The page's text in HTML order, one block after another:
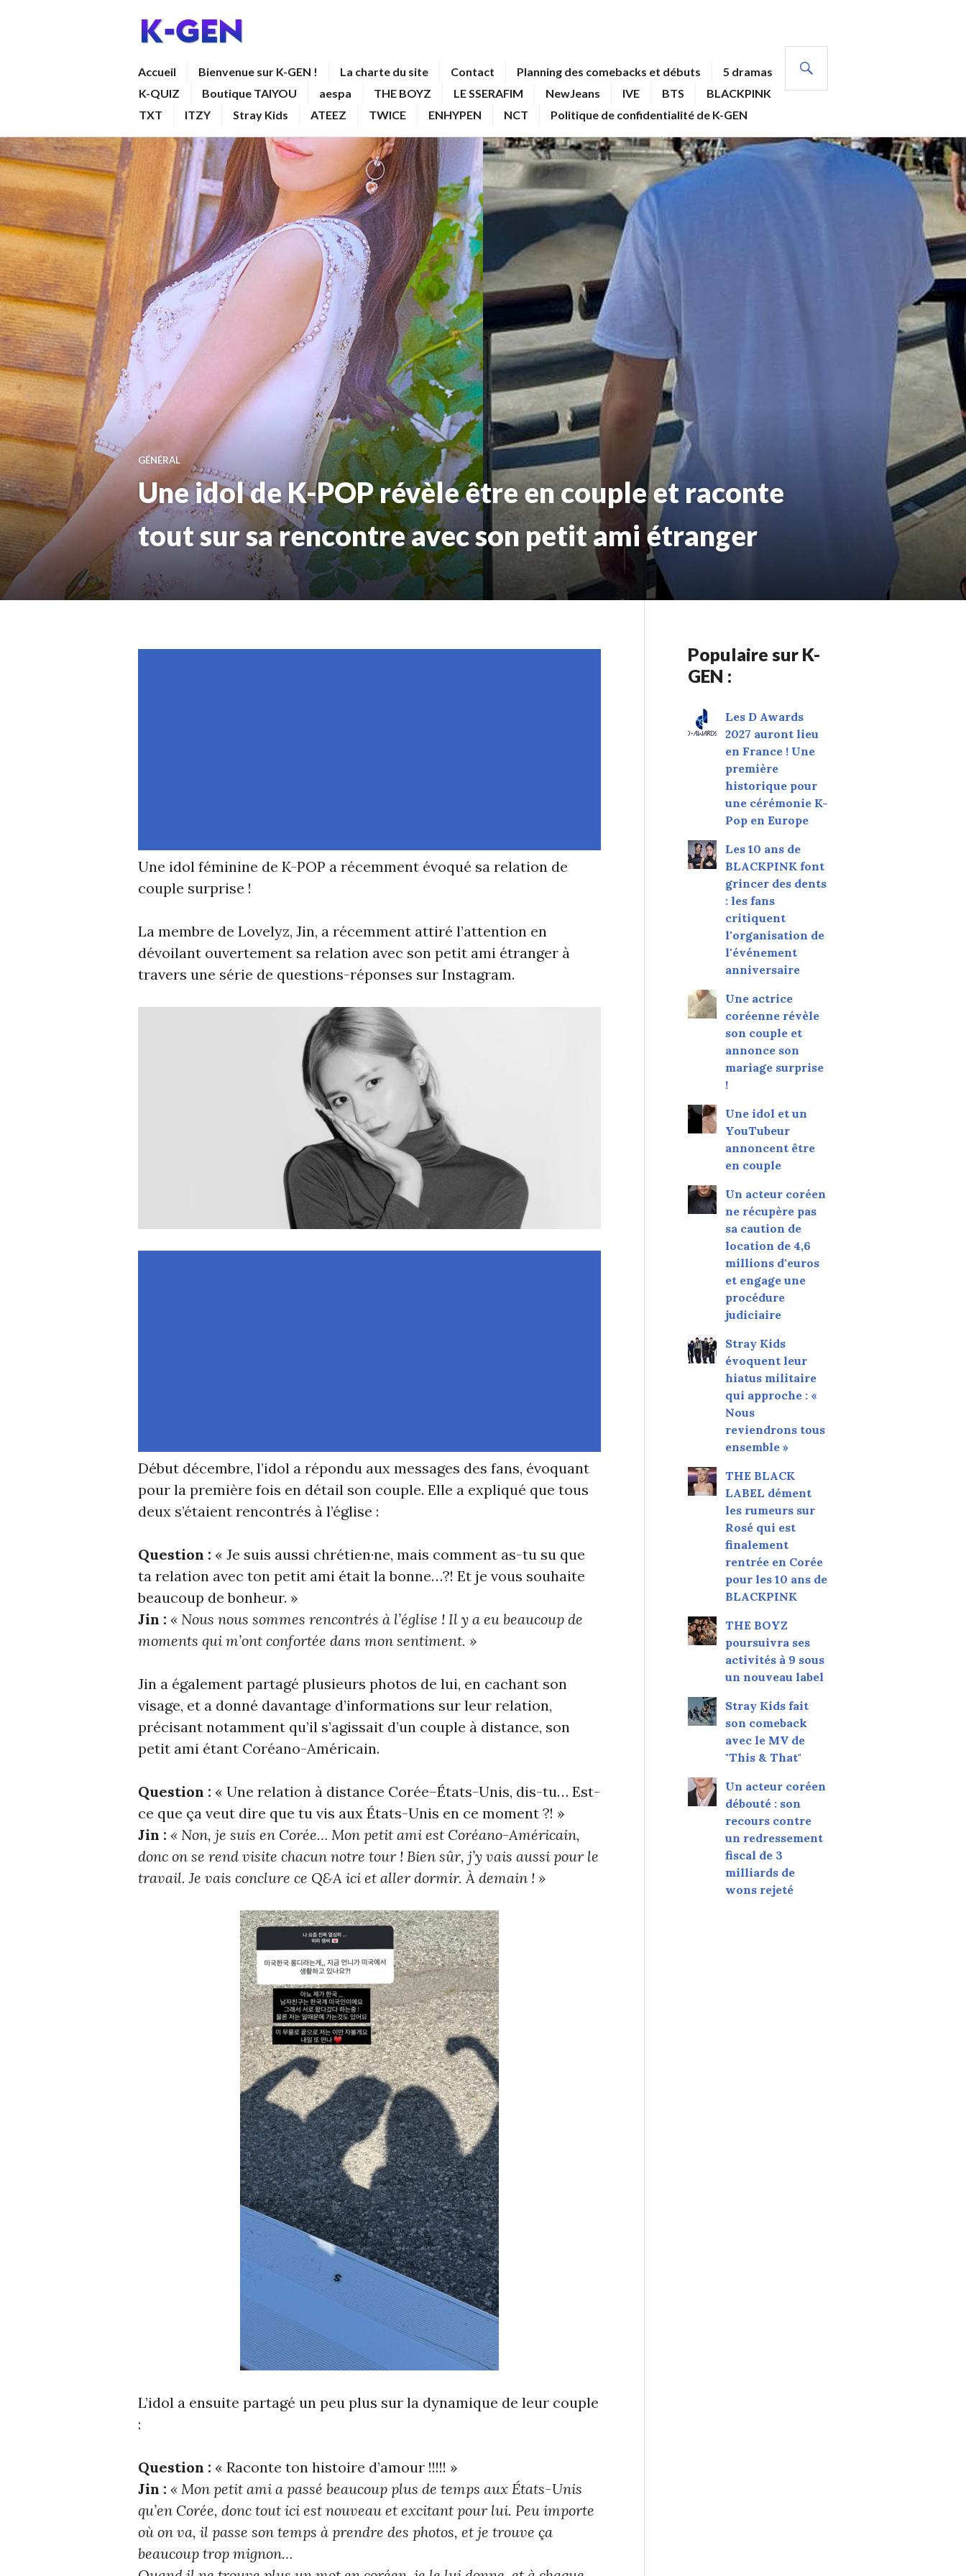
Accueil Bienvenue sur K-GEN ! La charte du site Contact Planning des comebacks et débuts
5 dramas
K-QUIZ
Boutique TAIYOU aespa THE BOYZ LE SSERAFIM NewJeans IVE BTS
BLACKPINK
TXT
ITZY Stray Kids ATEEZ TWICE ENHYPEN NCT Politique de confidentialité de K-GEN
GÉNÉRAL
Une idol de K-POP révèle être en couple et raconte
tout sur sa rencontre avec son petit ami étranger
Une idol féminine de K-POP a récemment évoqué sa relation de
couple surprise !
La membre de Lovelyz, Jin, a récemment attiré l’attention en
dévoilant ouvertement sa relation avec son petit ami étranger à
travers une série de questions-réponses sur Instagram.
Début décembre, l’idol a répondu aux messages des fans, évoquant
pour la première fois en détail son couple. Elle a expliqué que tous
deux s’étaient rencontrés à l’église :
Question : « Je suis aussi chrétien·ne, mais comment as-tu su que
ta relation avec ton petit ami était la bonne…?! Et je vous souhaite
beaucoup de bonheur. »
Jin : « Nous nous sommes rencontrés à l’église ! Il y a eu beaucoup de
moments qui m’ont confortée dans mon sentiment. »
Jin a également partagé plusieurs photos de lui, en cachant son
visage, et a donné davantage d’informations sur leur relation,
précisant notamment qu’il s’agissait d’un couple à distance, son
petit ami étant Coréano-Américain.
Question : « Une relation à distance Corée–États-Unis, dis-tu… Est-
ce que ça veut dire que tu vis aux États-Unis en ce moment ?! »
Jin : « Non, je suis en Corée… Mon petit ami est Coréano-Américain,
donc on se rend visite chacun notre tour ! Bien sûr, j’y vais aussi pour le
travail. Je vais conclure ce Q&A ici et aller dormir. À demain ! »
L’idol a ensuite partagé un peu plus sur la dynamique de leur couple
:
Question : « Raconte ton histoire d’amour !!!!! »
Jin : « Mon petit ami a passé beaucoup plus de temps aux États-Unis
qu’en Corée, donc tout ici est nouveau et excitant pour lui. Peu importe
où on va, il passe son temps à prendre des photos, et je trouve ça
beaucoup trop mignon…
Populaire sur K-
GEN :
Les D Awards
2027 auront lieu
en France ! Une
première
historique pour
une cérémonie K-
Pop en Europe
Les 10 ans de
BLACKPINK font
grincer des dents
: les fans
critiquent
l'organisation de
l'événement
anniversaire
Une actrice
coréenne révèle
son couple et
annonce son
mariage surprise
!
Une idol et un
YouTubeur
annoncent être
en couple
Un acteur coréen
ne récupère pas
sa caution de
location de 4,6
millions d'euros
et engage une
procédure
judiciaire
Stray Kids
évoquent leur
hiatus militaire
qui approche : «
Nous
reviendrons tous
ensemble »
THE BLACK
LABEL dément
les rumeurs sur
Rosé qui est
finalement
rentrée en Corée
pour les 10 ans de
BLACKPINK
THE BOYZ
poursuivra ses
activités à 9 sous
un nouveau label
Stray Kids fait
son comeback
avec le MV de
"This & That"
Un acteur coréen
débouté : son
recours contre
un redressement
fiscal de 3
milliards de
wons rejeté